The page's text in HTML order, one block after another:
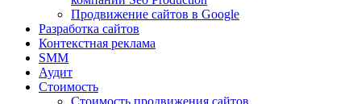
Продвижение сайтов в Google
Разработка сайтов
Контекстная реклама
SMM
Аудит
Стоимость
Стоимость продвижения сайтов